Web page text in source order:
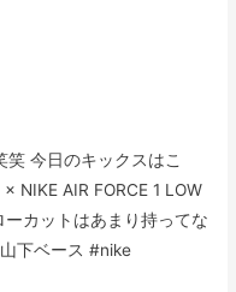
今日のキックスはこ
NIKE AIR FORCE 1 LOW
カットはあまり持ってな
下ベース #nike